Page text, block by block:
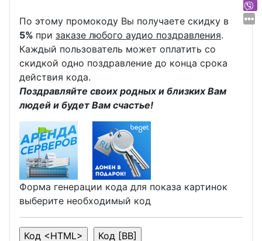
По этому промокоду Вы получаете скидку в
5% при заказе любого аудио поздравления.
Каждый пользователь может оплатить со
скидкой одно поздравление до конца срока
действия кода.
Поздравляйте своих родных и близких Вам
людей и будет Вам счастье!
Форма генерации кода для показа картинок
выберите необходимый код